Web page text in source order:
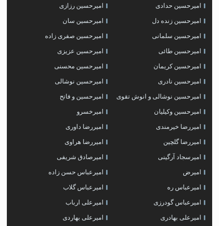
امیرحسین حدادی امیرحسین رزازی
امیرحسین زنده دل امیرحسین سان
امیرحسین سلمانی امیرحسین صفری زاده
امیرحسین طائی امیرحسین عزیزی
امیرحسین کریمان امیرحسین محسنی
امیرحسین نادری امیرحسین نوشالی
امیرحسین نوشالی و انوش تقوی امیرحسین و فاتح
امیرحسین وکیلیان امیرخسرو
امیررضا خیرمندی امیررضا داوری
امیررضا گلچین امیررضا هراوی
امیرسجاد آرگینی امیرصادق شریفی
امیرض امیرعباس حسن زاده
امیرعباس ره امیرعباس گلاب
امیرعباس گودرزی امیرعلی ارباب
امیرعلی بهادری امیرعلی بهاردی